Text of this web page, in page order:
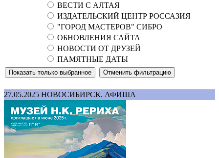
ВЕСТИ С АЛТАЯ
ИЗДАТЕЛЬСКИЙ ЦЕНТР РОССАЗИЯ
"ГОРОД МАСТЕРОВ" СИБРО
ОБНОВЛЕНИЯ САЙТА
НОВОСТИ ОТ ДРУЗЕЙ
ПАМЯТНЫЕ ДАТЫ
27.05.2025 НОВОСИБИРСК. АФИША